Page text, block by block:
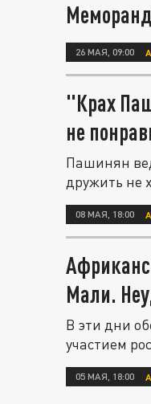
26 МАЯ, 09:00
"Крах
не
Пашинян
дружить не
08 МАЯ, 18:00
Мали.
В эти дни
участием
05 МАЯ, 18:00